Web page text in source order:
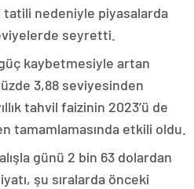
tatili nedeniyle piyasalarda
seyretti.
kaybetmesiyle artan
3,88 seviyesinden
tahvil faizinin 2023’ü de
tamamlamasında etkili oldu.
günü 2 bin 63 dolardan
şu sıralarda önceki